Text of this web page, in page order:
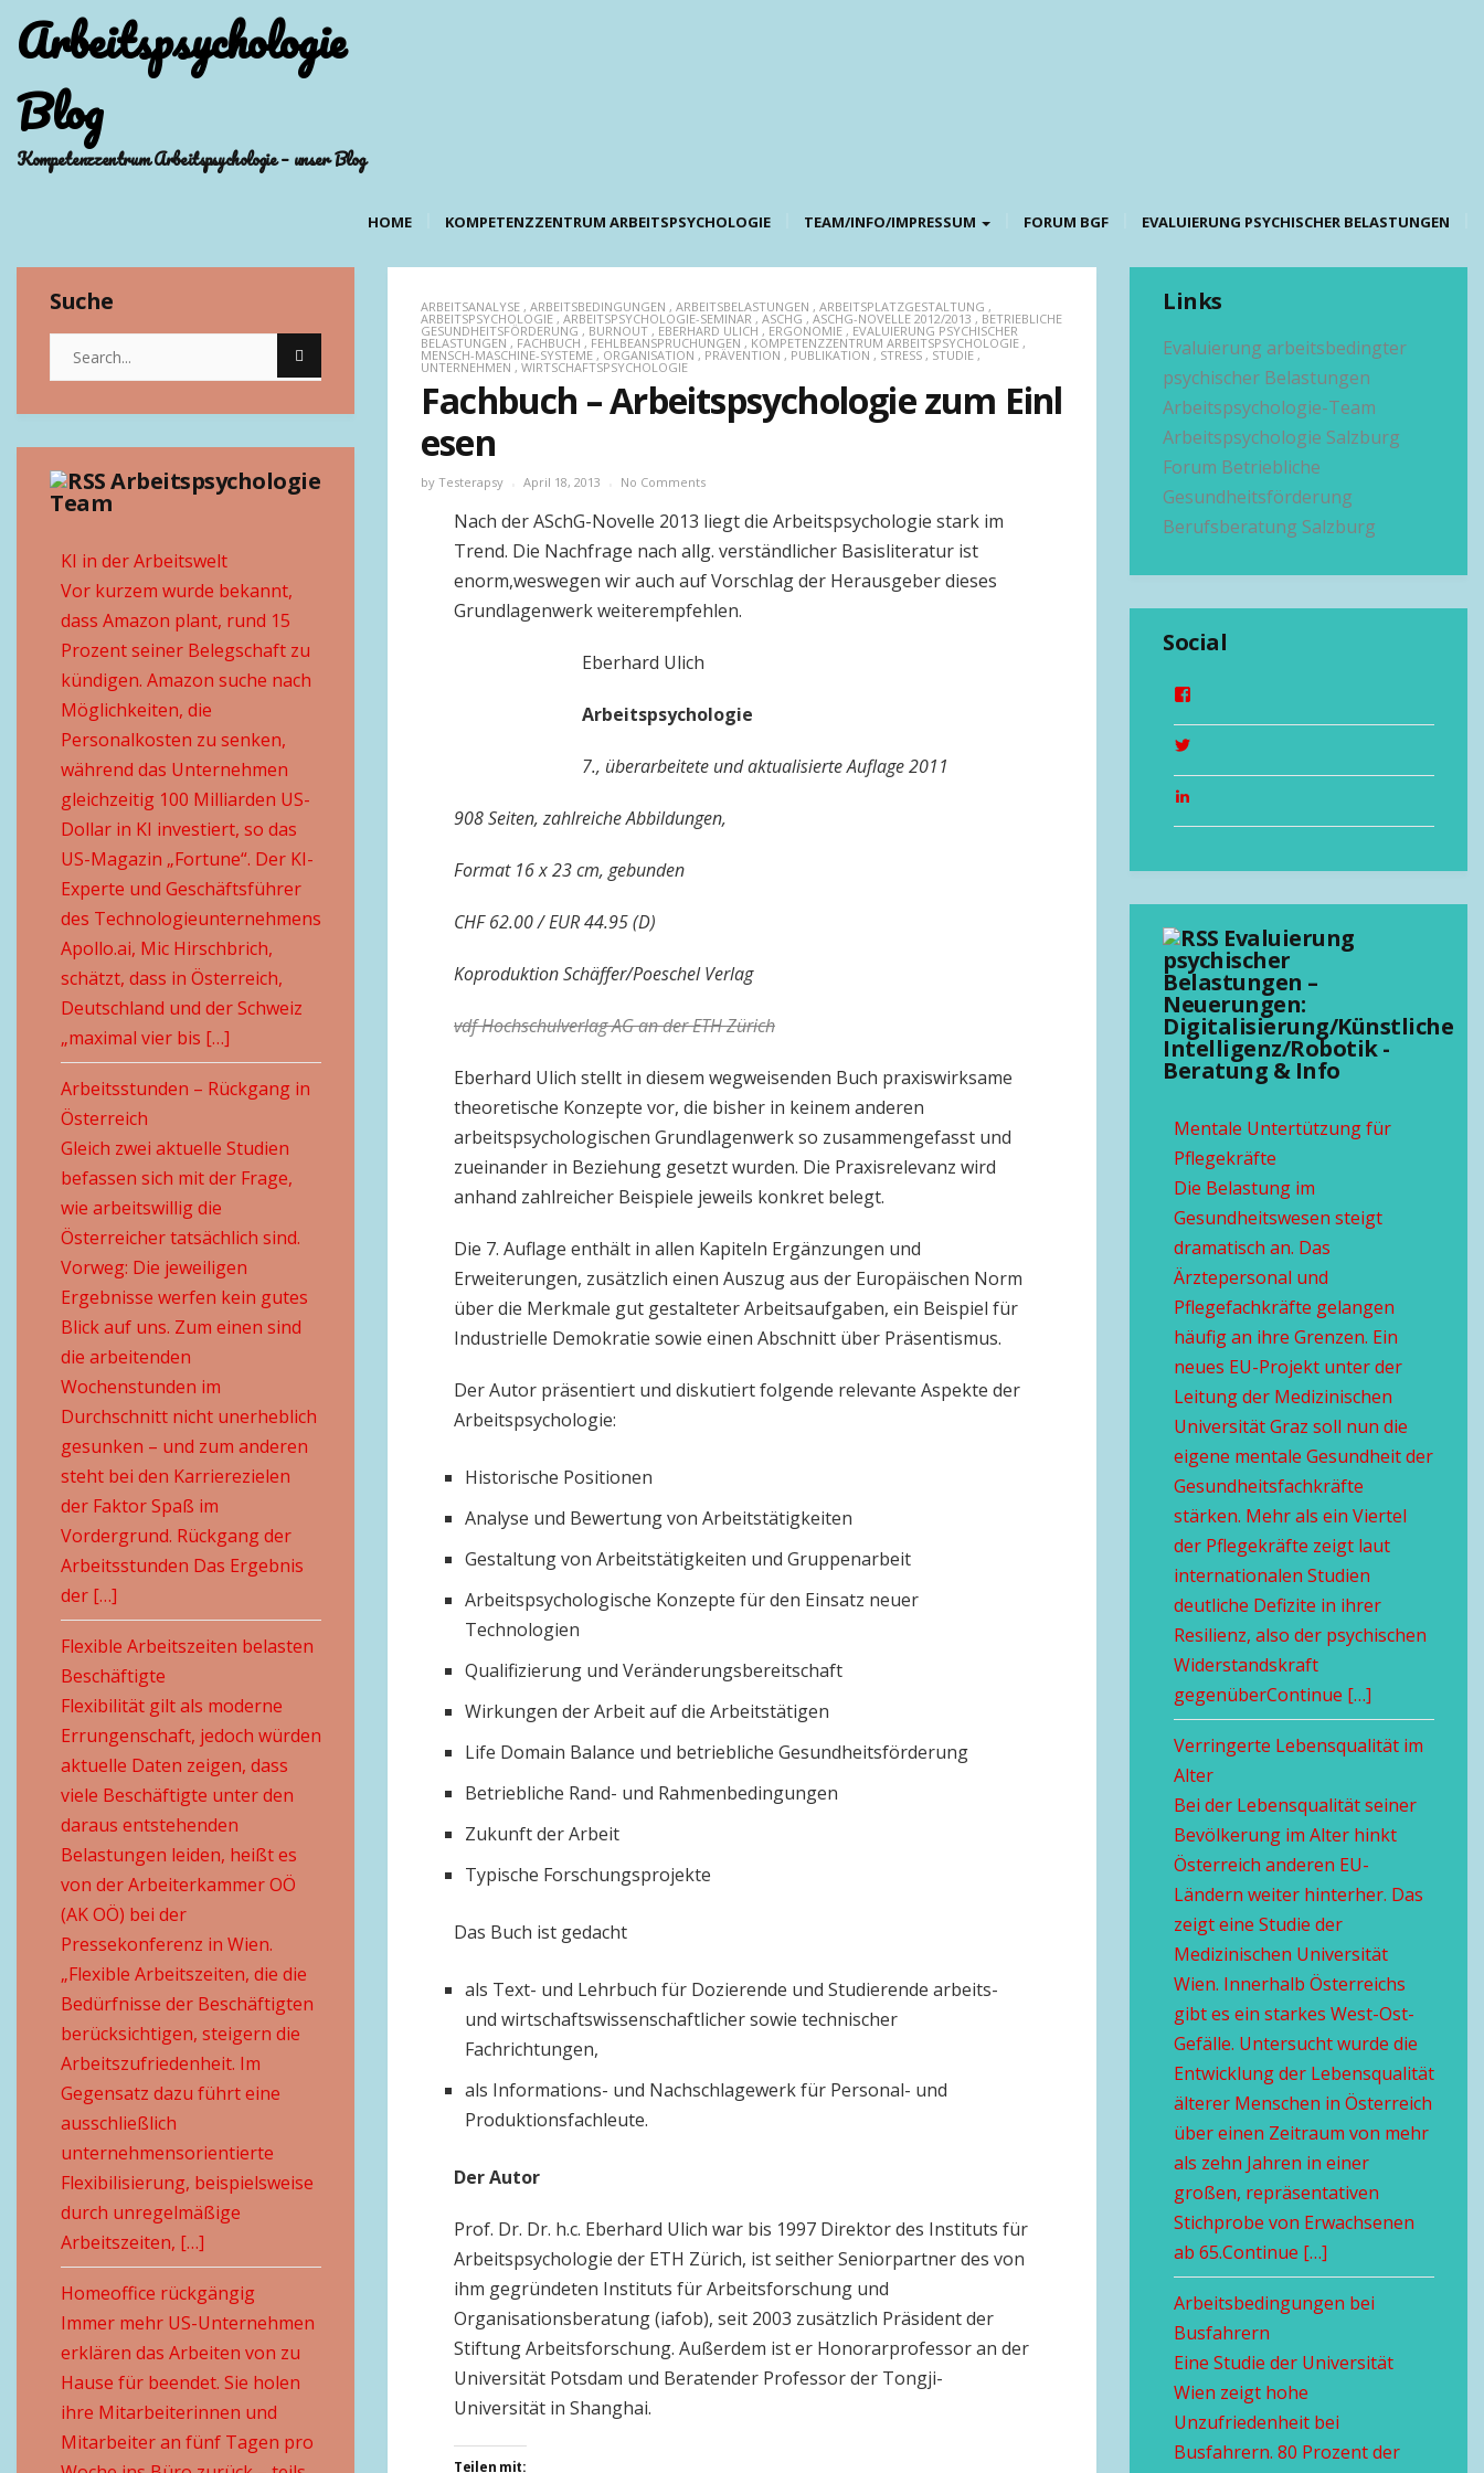
Arbeitspsychologie
Blog
Kompetenzzentrum Arbeitspsychologie – unser Blog
HOME KOMPETENZZENTRUM ARBEITSPSYCHOLOGIE TEAM/INFO/IMPRESSUM FORUM BGF EVALUIERUNG PSYCHISCHER BELASTUNGEN
Suche
Arbeitspsychologie
Team
KI in der Arbeitswelt
Vor kurzem wurde bekannt,
dass Amazon plant, rund 15
Prozent seiner Belegschaft zu
kündigen. Amazon suche nach
Möglichkeiten, die
Personalkosten zu senken,
während das Unternehmen
gleichzeitig 100 Milliarden US-
Dollar in KI investiert, so das
US-Magazin „Fortune“. Der KI-
Experte und Geschäftsführer
des Technologieunternehmens
Apollo.ai, Mic Hirschbrich,
schätzt, dass in Österreich,
Deutschland und der Schweiz
„maximal vier bis […]
Arbeitsstunden – Rückgang in
Österreich
Gleich zwei aktuelle Studien
befassen sich mit der Frage,
wie arbeitswillig die
Österreicher tatsächlich sind.
Vorweg: Die jeweiligen
Ergebnisse werfen kein gutes
Blick auf uns. Zum einen sind
die arbeitenden
Wochenstunden im
Durchschnitt nicht unerheblich
gesunken – und zum anderen
steht bei den Karrierezielen
der Faktor Spaß im
Vordergrund. Rückgang der
Arbeitsstunden Das Ergebnis
der […]
Flexible Arbeitszeiten belasten
Beschäftigte
Flexibilität gilt als moderne
Errungenschaft, jedoch würden
aktuelle Daten zeigen, dass
viele Beschäftigte unter den
daraus entstehenden
Belastungen leiden, heißt es
von der Arbeiterkammer OÖ
(AK OÖ) bei der
Pressekonferenz in Wien.
„Flexible Arbeitszeiten, die die
Bedürfnisse der Beschäftigten
berücksichtigen, steigern die
Arbeitszufriedenheit. Im
Gegensatz dazu führt eine
ausschließlich
unternehmensorientierte
Flexibilisierung, beispielsweise
durch unregelmäßige
Arbeitszeiten, […]
Homeoffice rückgängig
Immer mehr US-Unternehmen
erklären das Arbeiten von zu
Hause für beendet. Sie holen
ihre Mitarbeiterinnen und
Mitarbeiter an fünf Tagen pro
ARBEITSANALYSE , ARBEITSBEDINGUNGEN , ARBEITSBELASTUNGEN , ARBEITSPLATZGESTALTUNG ,
ARBEITSPSYCHOLOGIE , ARBEITSPSYCHOLOGIE-SEMINAR , ASCHG , ASCHG-NOVELLE 2012/2013 , BETRIEBLICHE
GESUNDHEITSFÖRDERUNG , BURNOUT , EBERHARD ULICH , ERGONOMIE , EVALUIERUNG PSYCHISCHER
BELASTUNGEN , FACHBUCH , FEHLBEANSPRUCHUNGEN , KOMPETENZZENTRUM ARBEITSPSYCHOLOGIE ,
MENSCH-MASCHINE-SYSTEME , ORGANISATION , PRÄVENTION , PUBLIKATION , STRESS , STUDIE ,
UNTERNEHMEN , WIRTSCHAFTSPSYCHOLOGIE
Fachbuch – Arbeitspsychologie zum Einl
esen
by Testerapsy April 18, 2013 No Comments
Nach der ASchG-Novelle 2013 liegt die Arbeitspsychologie stark im
Trend. Die Nachfrage nach allg. verständlicher Basisliteratur ist
enorm,weswegen wir auch auf Vorschlag der Herausgeber dieses
Grundlagenwerk weiterempfehlen.
Eberhard Ulich
Arbeitspsychologie
7., überarbeitete und aktualisierte Auflage 2011
908 Seiten, zahlreiche Abbildungen,
Format 16 x 23 cm, gebunden
CHF 62.00 / EUR 44.95 (D)
Koproduktion Schäffer/Poeschel Verlag
vdf Hochschulverlag AG an der ETH Zürich
Eberhard Ulich stellt in diesem wegweisenden Buch praxiswirksame
theoretische Konzepte vor, die bisher in keinem anderen
arbeitspsychologischen Grundlagenwerk so zusammengefasst und
zueinander in Beziehung gesetzt wurden. Die Praxisrelevanz wird
anhand zahlreicher Beispiele jeweils konkret belegt.
Die 7. Auflage enthält in allen Kapiteln Ergänzungen und
Erweiterungen, zusätzlich einen Auszug aus der Europäischen Norm
über die Merkmale gut gestalteter Arbeitsaufgaben, ein Beispiel für
Industrielle Demokratie sowie einen Abschnitt über Präsentismus.
Der Autor präsentiert und diskutiert folgende relevante Aspekte der
Arbeitspsychologie:
Historische Positionen
Analyse und Bewertung von Arbeitstätigkeiten
Gestaltung von Arbeitstätigkeiten und Gruppenarbeit
Arbeitspsychologische Konzepte für den Einsatz neuer
Technologien
Qualifizierung und Veränderungsbereitschaft
Wirkungen der Arbeit auf die Arbeitstätigen
Life Domain Balance und betriebliche Gesundheitsförderung
Betriebliche Rand- und Rahmenbedingungen
Zukunft der Arbeit
Typische Forschungsprojekte
Das Buch ist gedacht
als Text- und Lehrbuch für Dozierende und Studierende arbeits-
und wirtschaftswissenschaftlicher sowie technischer
Fachrichtungen,
als Informations- und Nachschlagewerk für Personal- und
Produktionsfachleute.
Der Autor
Prof. Dr. Dr. h.c. Eberhard Ulich war bis 1997 Direktor des Instituts für
Arbeitspsychologie der ETH Zürich, ist seither Seniorpartner des von
ihm gegründeten Instituts für Arbeitsforschung und
Organisationsberatung (iafob), seit 2003 zusätzlich Präsident der
Stiftung Arbeitsforschung. Außerdem ist er Honorarprofessor an der
Universität Potsdam und Beratender Professor der Tongji-
Universität in Shanghai.
Teilen mit:
Links
Evaluierung arbeitsbedingter
psychischer Belastungen
Arbeitspsychologie-Team
Arbeitspsychologie Salzburg
Forum Betriebliche
Gesundheitsförderung
Berufsberatung Salzburg
Social
Evaluierung
psychischer
Belastungen –
Neuerungen:
Digitalisierung/Künstliche
Intelligenz/Robotik -
Beratung & Info
Mentale Untertützung für
Pflegekräfte
Die Belastung im
Gesundheitswesen steigt
dramatisch an. Das
Ärztepersonal und
Pflegefachkräfte gelangen
häufig an ihre Grenzen. Ein
neues EU-Projekt unter der
Leitung der Medizinischen
Universität Graz soll nun die
eigene mentale Gesundheit der
Gesundheitsfachkräfte
stärken. Mehr als ein Viertel
der Pflegekräfte zeigt laut
internationalen Studien
deutliche Defizite in ihrer
Resilienz, also der psychischen
Widerstandskraft
gegenüberContinue […]
Verringerte Lebensqualität im
Alter
Bei der Lebensqualität seiner
Bevölkerung im Alter hinkt
Österreich anderen EU-
Ländern weiter hinterher. Das
zeigt eine Studie der
Medizinischen Universität
Wien. Innerhalb Österreichs
gibt es ein starkes West-Ost-
Gefälle. Untersucht wurde die
Entwicklung der Lebensqualität
älterer Menschen in Österreich
über einen Zeitraum von mehr
als zehn Jahren in einer
großen, repräsentativen
Stichprobe von Erwachsenen
ab 65.Continue […]
Arbeitsbedingungen bei
Busfahrern
Eine Studie der Universität
Wien zeigt hohe
Unzufriedenheit bei
Busfahrern. 80 Prozent der